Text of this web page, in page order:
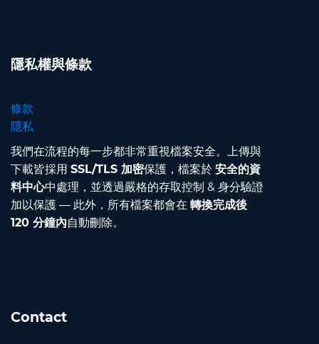
隱私權與條款
條款
隱私
我們在流程的每一步都非常重視檔案安全。上傳與
下載皆採用 SSL/TLS 加密保護，檔案於 安全的資
料中心中處理，並透過嚴格的存取控制 & 身分驗證
加以保護 — 此外，所有檔案都會在 轉換完成後
120 分鐘內自動刪除。
Contact